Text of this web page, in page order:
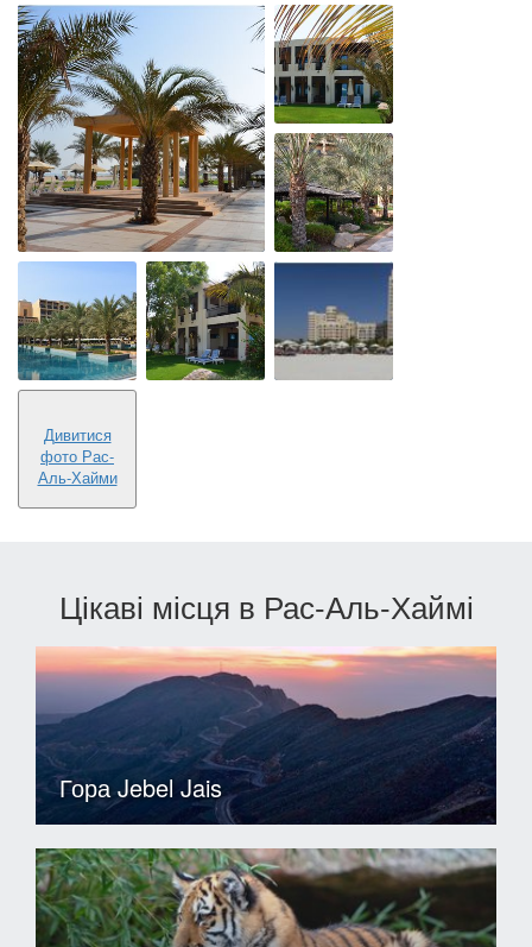
Рас-Аль-Хайма
Рас-Аль-
Хайма
Рас-Аль-
Рас-Аль-
Дивитися
фото Рас-
Аль-Хайми
Цікаві місця в Рас-Аль-Хаймі
Гора Jebel Jais